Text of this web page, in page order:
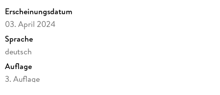
Erscheinungsdatum
03. April 2024
Sprache
deutsch
Auflage
3. Auflage